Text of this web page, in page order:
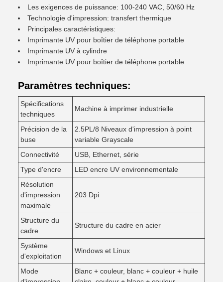
Les exigences de puissance: 100-240 VAC, 50/60 Hz
Technologie d'impression: transfert thermique
Principales caractéristiques:
Imprimante UV pour boîtier de téléphone portable
Imprimante UV à cylindre
Imprimante UV pour boîtier de téléphone portable
Paramètres techniques:
Spécifications
techniques
Machine à imprimer industrielle
Précision de la
buse
2.5PL/8 Niveaux d'impression à point
variable Grayscale
Connectivité
USB, Ethernet, série
Type d'encre
LED encre UV environnementale
Résolution
d'impression
maximale
203 Dpi
Structure du
cadre
Structure du cadre en acier
Système
d'exploitation
Windows et Linux
Mode
Blanc + couleur, blanc + couleur + huile